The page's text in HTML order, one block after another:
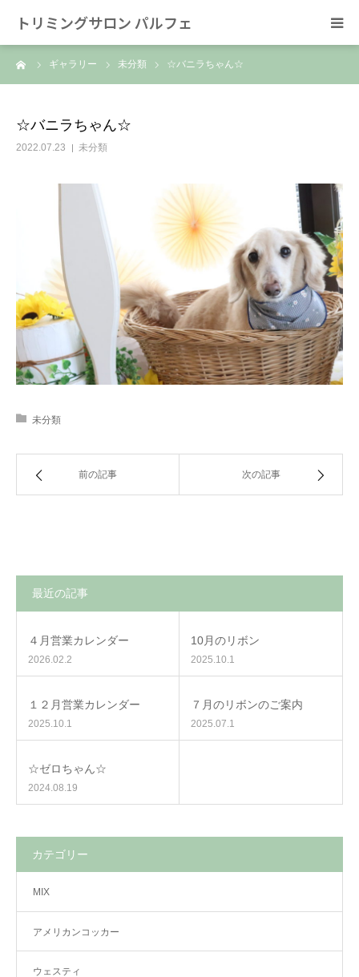
トリミングサロン パルフェ
ギャラリー 未分類 ☆バニラちゃん☆
☆バニラちゃん☆
2022.07.23 未分類
未分類
前の記事 次の記事
最近の記事
４月営業カレンダー
2026.02.2
10月のリボン
2025.10.1
１２月営業カレンダー
2025.10.1
７月のリボンのご案内
2025.07.1
☆ゼロちゃん☆
2024.08.19
カテゴリー
MIX
アメリカンコッカー
ウェスティ
HOME
SNS/リンク